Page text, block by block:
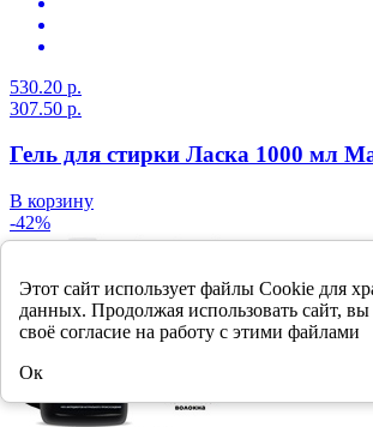
Этот сайт использует файлы Cookie для
данных. Продолжая использовать сайт,
своё согласие на работу с этими файлами
Ок
530.20 р.
307.50 р.
Гель для стирки Ласка 1000 мл
В корзину
-42%